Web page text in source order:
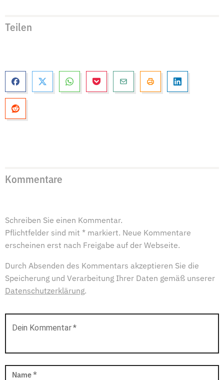
Teilen
Kommentare
Schreiben Sie einen Kommentar.
Pflichtfelder sind mit * markiert. Neue Kommentare
erscheinen erst nach Freigabe auf der Webseite.
Durch Absenden des Kommentars akzeptieren Sie die
Speicherung und Verarbeitung Ihrer Daten gemäß unserer
Datenschutzerklärung.
Dein Kommentar*
Name *